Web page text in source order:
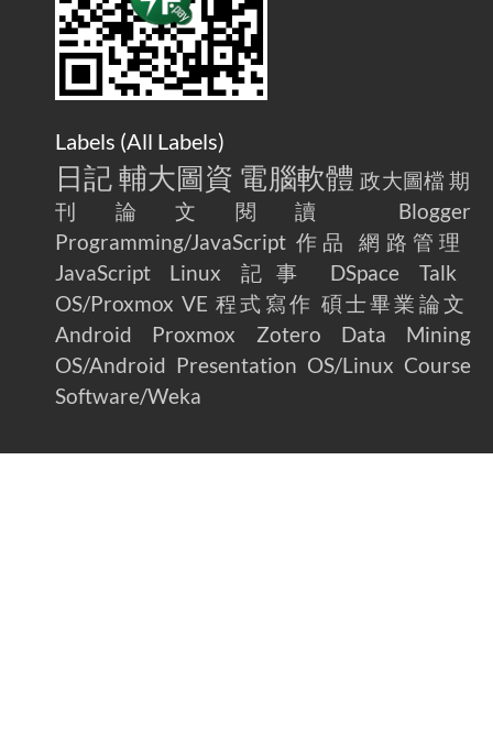
Labels (All Labels)
日記 輔大圖資 電腦軟體 政大圖檔 期
刊論文閱讀
Blogger
Programming/JavaScript 作品
網路管理
JavaScript
Linux 記事 DSpace
Talk
OS/Proxmox VE 程式寫作 碩士畢業論文
Android
Proxmox Zotero
Data Mining
OS/Android Presentation OS/Linux Course
Software/Weka